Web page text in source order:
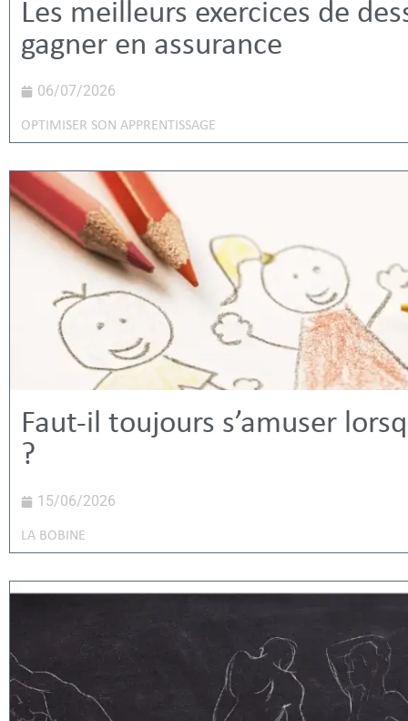
Les meilleurs exercices de
gagner en assurance
06/07/2026
OPTIMISER SON APPRENTISSAGE
Faut-il toujours s’amuser
?
15/06/2026
LA BOBINE